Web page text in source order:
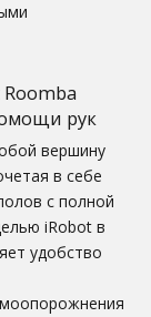
рук
вершину
в себе
с полной
iRobot в
удобство